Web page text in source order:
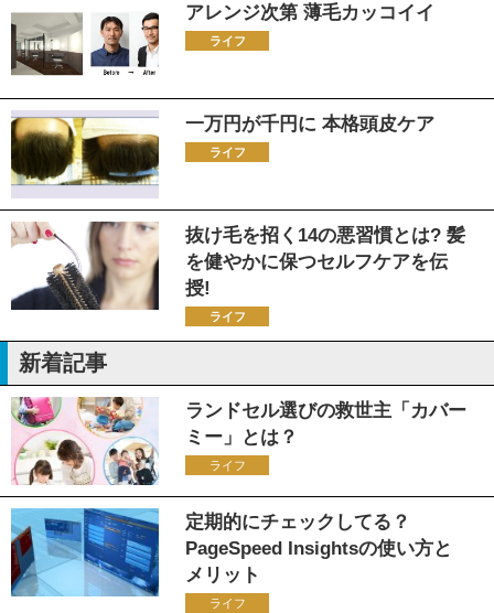
アレンジ次第 薄毛カッコイイ
ライフ
一万円が千円に 本格頭皮ケア
ライフ
抜け毛を招く14の悪習慣とは? 髪
を健やかに保つセルフケアを伝
授!
ライフ
新着記事
ランドセル選びの救世主「カバー
ミー」とは？
ライフ
定期的にチェックしてる？
PageSpeed Insightsの使い方と
メリット
ライフ